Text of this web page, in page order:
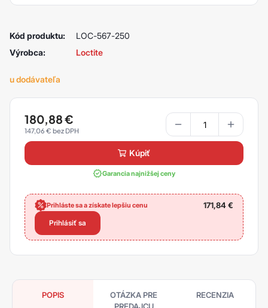
Kód produktu:
LOC-567-250
Výrobca:
Loctite
u dodávateľa
180,88€
147,06 €
kúpiť
Garancia najnižšej ceny
Prihláste sa a získate lepšiu cenu 171,84€
Prihlásiť sa
POPIS
OTÁZKA PRE
RECENZIA